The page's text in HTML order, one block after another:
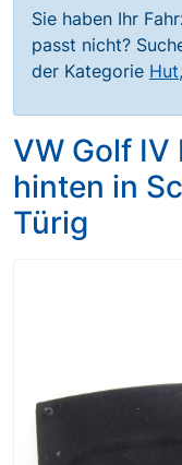
Sie haben Ihr
passt nicht?
der Kategorie
VW Golf
hinten in
Türig